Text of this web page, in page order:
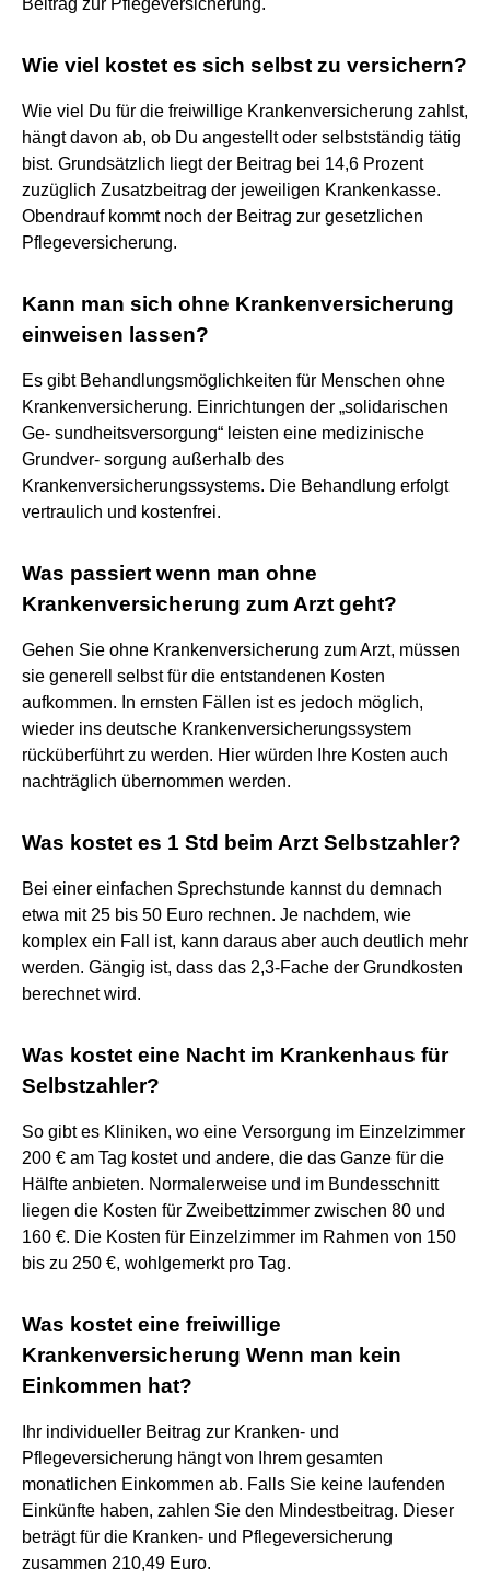
Wie viel kostet es sich selbst zu versichern?
Wie viel Du für die freiwillige Krankenversicherung zahlst,
hängt davon ab, ob Du angestellt oder selbstständig tätig
bist. Grundsätzlich liegt der Beitrag bei 14,6 Prozent
zuzüglich Zusatzbeitrag der jeweiligen Krankenkasse.
Obendrauf kommt noch der Beitrag zur gesetzlichen
Pflegeversicherung.
Kann man sich ohne Krankenversicherung
einweisen lassen?
Es gibt Behandlungsmöglichkeiten für Menschen ohne
Krankenversicherung. Einrichtungen der „solidarischen
Ge- sundheitsversorgung“ leisten eine medizinische
Grundver- sorgung außerhalb des
Krankenversicherungssystems. Die Behandlung erfolgt
vertraulich und kostenfrei.
Was passiert wenn man ohne
Krankenversicherung zum Arzt geht?
Gehen Sie ohne Krankenversicherung zum Arzt, müssen
sie generell selbst für die entstandenen Kosten
aufkommen. In ernsten Fällen ist es jedoch möglich,
wieder ins deutsche Krankenversicherungssystem
rücküberführt zu werden. Hier würden Ihre Kosten auch
nachträglich übernommen werden.
Was kostet es 1 Std beim Arzt Selbstzahler?
Bei einer einfachen Sprechstunde kannst du demnach
etwa mit 25 bis 50 Euro rechnen. Je nachdem, wie
komplex ein Fall ist, kann daraus aber auch deutlich mehr
werden. Gängig ist, dass das 2,3-Fache der Grundkosten
berechnet wird.
Was kostet eine Nacht im Krankenhaus für
Selbstzahler?
So gibt es Kliniken, wo eine Versorgung im Einzelzimmer
200 € am Tag kostet und andere, die das Ganze für die
Hälfte anbieten. Normalerweise und im Bundesschnitt
liegen die Kosten für Zweibettzimmer zwischen 80 und
160 €. Die Kosten für Einzelzimmer im Rahmen von 150
bis zu 250 €, wohlgemerkt pro Tag.
Was kostet eine freiwillige
Krankenversicherung Wenn man kein
Einkommen hat?
Ihr individueller Beitrag zur Kranken- und
Pflegeversicherung hängt von Ihrem gesamten
monatlichen Einkommen ab. Falls Sie keine laufenden
Einkünfte haben, zahlen Sie den Mindestbeitrag. Dieser
beträgt für die Kranken- und Pflegeversicherung
zusammen 210,49 Euro.